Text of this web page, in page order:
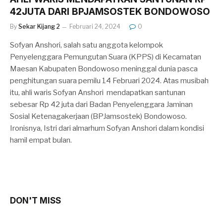
42JUTA DARI BPJAMSOSTEK BONDOWOSO
By Sekar Kijang 2 Februari 24, 2024 0
Sofyan Anshori, salah satu anggota kelompok
Penyelenggara Pemungutan Suara (KPPS) di Kecamatan
Maesan Kabupaten Bondowoso meninggal dunia pasca
penghitungan suara pemilu 14 Februari 2024. Atas musibah
itu, ahli waris Sofyan Anshori mendapatkan santunan
sebesar Rp 42 juta dari Badan Penyelenggara Jaminan
Sosial Ketenagakerjaan (BPJamsostek) Bondowoso.
Ironisnya, Istri dari almarhum Sofyan Anshori dalam kondisi
hamil empat bulan.
DON'T MISS